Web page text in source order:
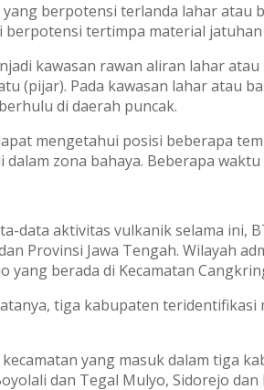
berpotensi terlanda lahar
berpotensi tertimpa material
kawasan rawan aliran lahar
(pijar). Pada kawasan lahar atau
di daerah puncak.
mengetahui posisi beberapa
dalam zona bahaya. Beberapa
data aktivitas vulkanik selama
Provinsi Jawa Tengah. Wilayah
berada di Kecamatan
tiga kabupaten
yang masuk dalam tiga
dan Tegal Mulyo, Sidorejo